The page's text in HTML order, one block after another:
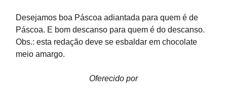
Desejamos boa Páscoa adiantada para quem é de
Páscoa. E bom descanso para quem é do descanso.
Obs.: esta redação deve se esbaldar em chocolate
meio amargo.
Oferecido por